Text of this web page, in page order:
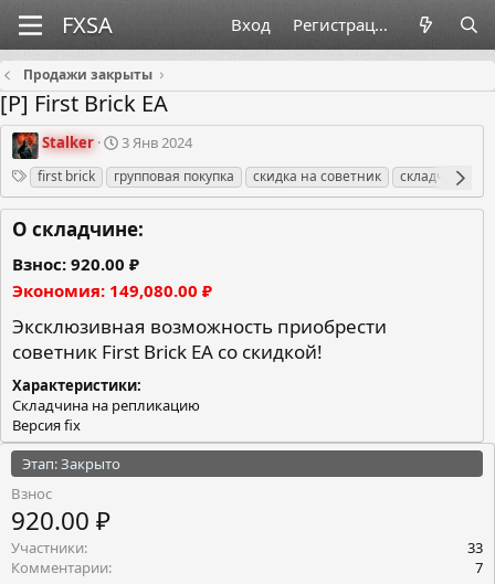
Вход Регистрация
Продажи закрыты
[Р] First Brick EA
О
г
а
н
и
з
т
о
Stalker
Д
т
а
с
о
з
а
н
я
3 Янв 2024
Теги
first brick групповая покупка скидка на советник складчина
О складчине:
Взнос 920.00 ₽
Экономия 149,080.00 ₽
Эксклюзивная возможность приобрести
советник First Brick EA со скидкой!
Характеристики
Складчина на репликацию
Версия fix
Этап: Закрыто
Взнос
920.00 ₽
Участники
33
Комментарии
7